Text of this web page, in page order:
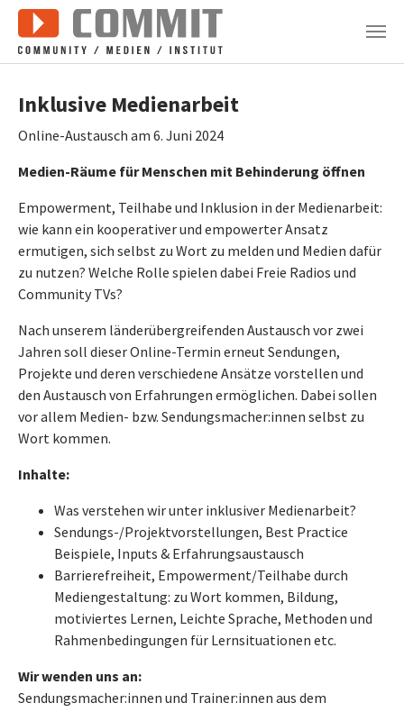
Zum Hauptinhalt springen
Inklusive Medienarbeit
Online-Austausch am 6. Juni 2024
Medien-Räume für Menschen mit Behinderung öffnen
Empowerment, Teilhabe und Inklusion in der Medienarbeit:
wie kann ein kooperativer und empowerter Ansatz
ermutigen, sich selbst zu Wort zu melden und Medien dafür
zu nutzen? Welche Rolle spielen dabei Freie Radios und
Community TVs?
Nach unserem länderübergreifenden Austausch vor zwei
Jahren soll dieser Online-Termin erneut Sendungen,
Projekte und deren verschiedene Ansätze vorstellen und
den Austausch von Erfahrungen ermöglichen. Dabei sollen
vor allem Medien- bzw. Sendungsmacher:innen selbst zu
Wort kommen.
Inhalte:
Was verstehen wir unter inklusiver Medienarbeit?
Sendungs-/Projektvorstellungen, Best Practice
Beispiele, Inputs & Erfahrungsaustausch
Barrierefreiheit, Empowerment/Teilhabe durch
Mediengestaltung: zu Wort kommen, Bildung,
motiviertes Lernen, Leichte Sprache, Methoden und
Rahmenbedingungen für Lernsituationen etc.
Wir wenden uns an:
Sendungsmacher:innen und Trainer:innen aus dem